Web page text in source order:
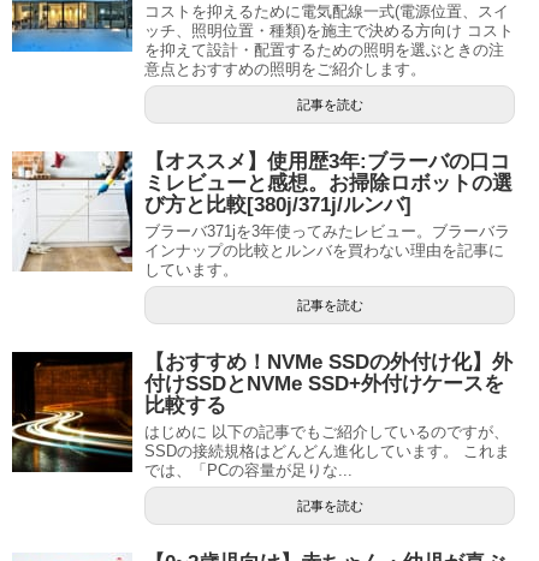
コストを抑えるために電気配線一式(電源位置、スイ
ッチ、照明位置・種類)を施主で決める方向け コスト
を抑えて設計・配置するための照明を選ぶときの注
意点とおすすめの照明をご紹介します。
記事を読む
【オススメ】使用歴3年:ブラーバの口コ
ミレビューと感想。お掃除ロボットの選
び方と比較[380j/371j/ルンバ]
ブラーバ371jを3年使ってみたレビュー。ブラーバラ
インナップの比較とルンバを買わない理由を記事に
しています。
記事を読む
【おすすめ！NVMe SSDの外付け化】外
付けSSDとNVMe SSD+外付けケースを
比較する
はじめに 以下の記事でもご紹介しているのですが、
SSDの接続規格はどんどん進化しています。 これま
では、「PCの容量が足りな...
記事を読む